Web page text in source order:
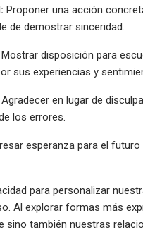
Proponer una acción
de demostrar sinceridad.
Mostrar disposición para
sus experiencias y
Agradecer en lugar de
los errores.
esperanza para el
para personalizar
Al explorar formas más
sino también nuestras